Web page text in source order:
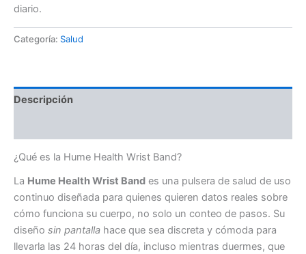
diario.
Categoría: Salud
Descripción
¿Qué es la Hume Health Wrist Band?
La Hume Health Wrist Band es una pulsera de salud de uso
continuo diseñada para quienes quieren datos reales sobre
cómo funciona su cuerpo, no solo un conteo de pasos. Su
diseño sin pantalla hace que sea discreta y cómoda para
llevarla las 24 horas del día, incluso mientras duermes, que